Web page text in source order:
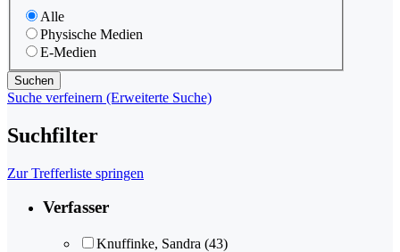
Alle
Physische Medien
E-Medien
Suche verfeinern (Erweiterte Suche)
Suchfilter
Zur Trefferliste springen
Verfasser
Knuffinke, Sandra (43)